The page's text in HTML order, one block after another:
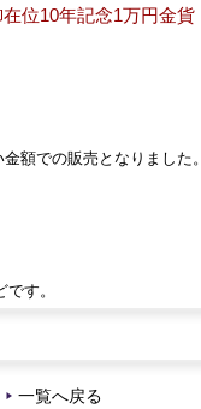
位10年記念1万円金貨
額での販売となりました。
す。
一覧へ戻る